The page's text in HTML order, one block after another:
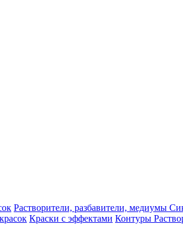
Растворители, разбавители, медиумы
Краски с эффектами Контуры